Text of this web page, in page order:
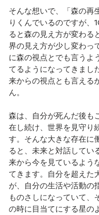
そんな想いで、「森の再
りくんでいるのですが、
ると森の見え方が変わる
界の見え方が少し変わっ
に森の視点とでも言うよ
てるようになってきまし
来からの視点とも言える
ん。
森は、自分が死んだ後も
在し続け、世界を見守り
す。そんな大きな存在に
ると、未来と対話してい
来から今を見ているよう
てきます。自分を超えた
が、自分の生活や活動の
ものさしになっていて、
の時に目当てにする星の